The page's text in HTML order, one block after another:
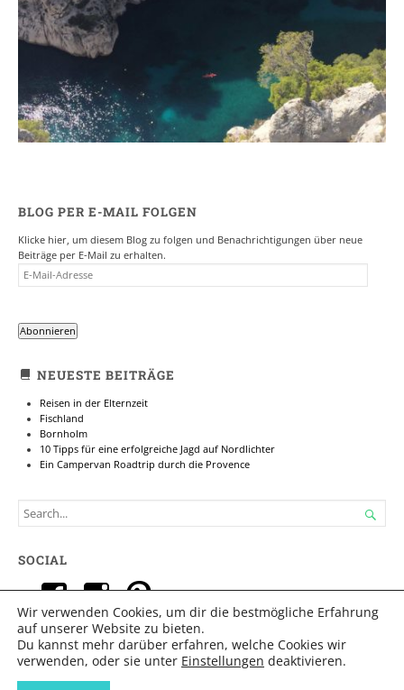
Ein Campervan Roadtrip durch die
BLOG PER E-MAIL FOLGEN
Klicke hier, um diesem Blog zu folgen und Benachrichtigungen über neue
Beiträge per E-Mail zu erhalten.
E-
MAIL-
Abonnieren
NEUESTE BEITRÄGE
Reisen in der Elternzeit
Fischland
Bornholm
10 Tipps für eine erfolgreiche Jagd auf Nordlichter
Ein Campervan Roadtrip durch die Provence
SEARCH
FOR...

SOCIAL
Profil
von
reisausblog
auf
Profil
von
reis.aus
Profil
von
reisaus
IMPRESSUM|DATENSCHUTZ
Wir verwenden Cookies, um dir die bestmögliche Erfahrung
auf unserer Website zu bieten.
Du kannst mehr darüber erfahren, welche Cookies wir
verwenden, oder sie unter Einstellungen deaktivieren.